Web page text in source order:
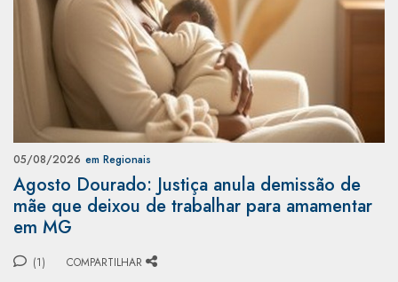
05/08/2026 em Regionais
Agosto Dourado: Justiça anula demissão de
mãe que deixou de trabalhar para amamentar
em MG
(1) COMPARTILHAR